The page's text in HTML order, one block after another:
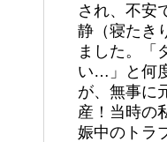
され、不安
静（寝たき
ました。「
い…」と何
が、無事に
産！当時の
娠中のトラ